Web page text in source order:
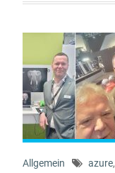
Allgemein
azure,